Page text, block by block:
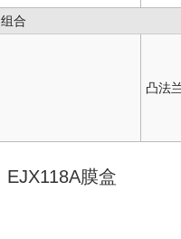
组合
凸法
EJX118A膜盒